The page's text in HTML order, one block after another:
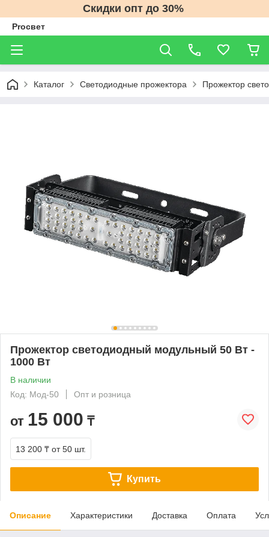
Скидки опт до 30%
Proсвет
Каталог Светодиодные прожектора Прожектор
Прожектор светодиодный модульный 50 Вт -
1000 Вт
В наличии
Код: Мод-50
Опт и розница
от 15 000 ₸
13 200 ₸ от 50 шт.
Купить
Описание Характеристики Доставка Оплата